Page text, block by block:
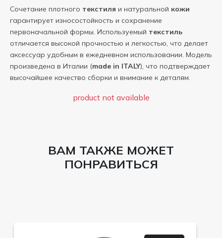
Сочетание плотного текстиля и натуральной кожи
гарантирует износостойкость и сохранение
первоначальной формы. Используемый текстиль
отличается высокой прочностью и легкостью, что делает
аксессуар удобным в ежедневном использовании. Модель
произведена в Италии (made in ITALY), что подтверждает
высочайшее качество сборки и внимание к деталям.
product not available
ВАМ ТАКЖЕ МОЖЕТ
ПОНРАВИТЬСЯ